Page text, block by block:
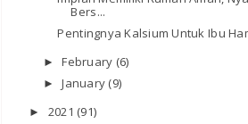
Bers...
Pentingnya Kalsium Untuk Ibu
►February (6)
►January (9)
► 2021 (91)